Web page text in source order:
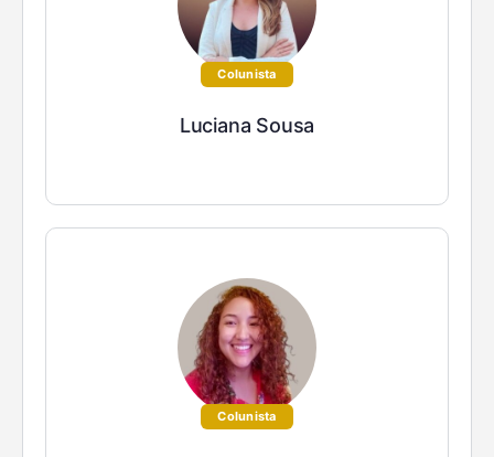
Colunista
Luciana Sousa
Colunista